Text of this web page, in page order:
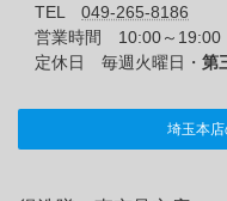
TEL 049-265-8186
営業時間 10:00～19:00
定休日 毎週火曜日・ 第
埼玉本